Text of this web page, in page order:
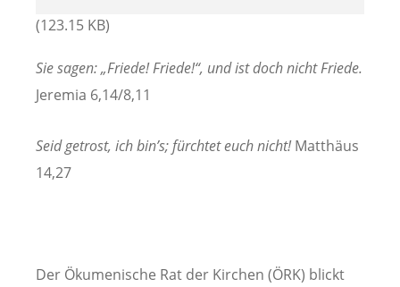
(123.15 KB)
Sie sagen: „Friede! Friede!“, und ist doch nicht Friede.
Jeremia 6,14/8,11
Seid getrost, ich bin’s; fürchtet euch nicht!Matthäus
14,27
Der Ökumenische Rat der Kirchen (ÖRK) blickt